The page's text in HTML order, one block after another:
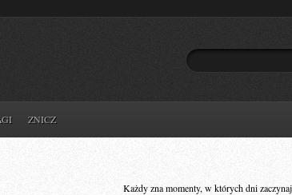
ZNICZ
Każdy zna momenty, w których dni